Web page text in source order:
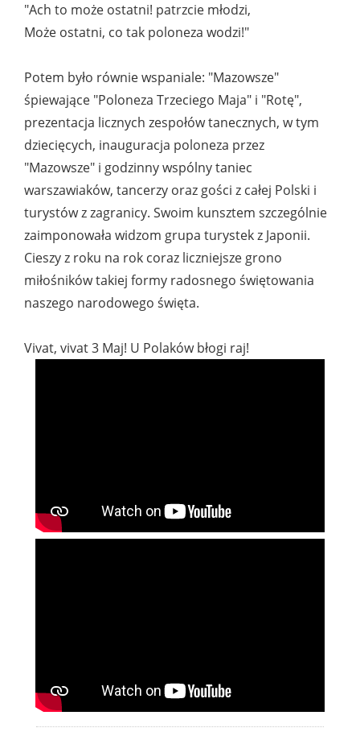
"Ach to może ostatni! patrzcie młodzi,
Może ostatni, co tak poloneza wodzi!"
Potem było równie wspaniale: "Mazowsze"
śpiewające "Poloneza Trzeciego Maja" i "Rotę",
prezentacja licznych zespołów tanecznych, w tym
dziecięcych, inauguracja poloneza przez
"Mazowsze" i godzinny wspólny taniec
warszawiaków, tancerzy oraz gości z całej Polski i
turystów z zagranicy. Swoim kunsztem szczególnie
zaimponowała widzom grupa turystek z Japonii.
Cieszy z roku na rok coraz liczniejsze grono
miłośników takiej formy radosnego świętowania
naszego narodowego święta.
Vivat, vivat 3 Maj! U Polaków błogi raj!